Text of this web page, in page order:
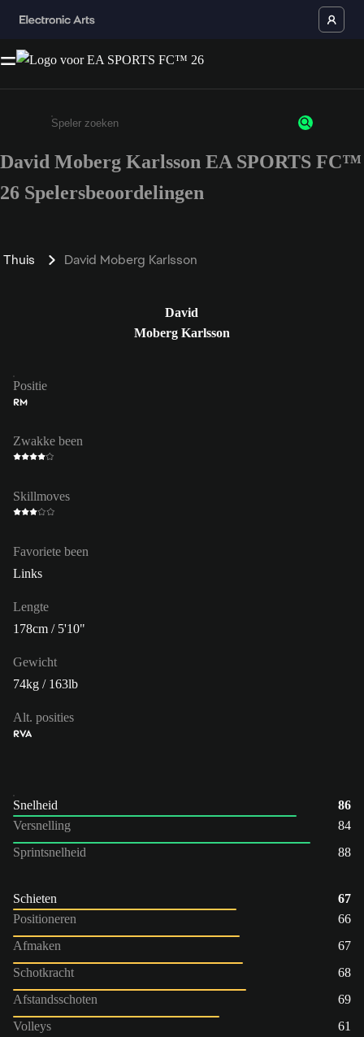
Enter a minimum of 3 characters or numbers
David Moberg Karlsson EA SPORTS FC™
26 Spelersbeoordelingen
Thuis David Moberg Karlsson
David
Moberg Karlsson
Positie
RM
Zwakke been
Skillmoves
Favoriete been
Links
Lengte
178cm / 5'10"
Gewicht
74kg / 163lb
Alt. posities
RVA
Snelheid
86
Versnelling
84
Sprintsnelheid
88
Schieten
67
Positioneren
66
Afmaken
67
Schotkracht
68
Afstandsschoten
69
Volleys
61